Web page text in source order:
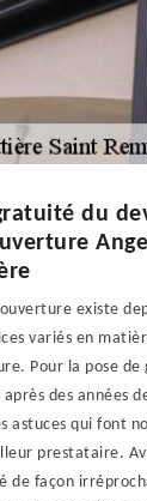
du
existe
variés en
Pour la pose de
après des années
astuces qui font
prestataire.
de façon